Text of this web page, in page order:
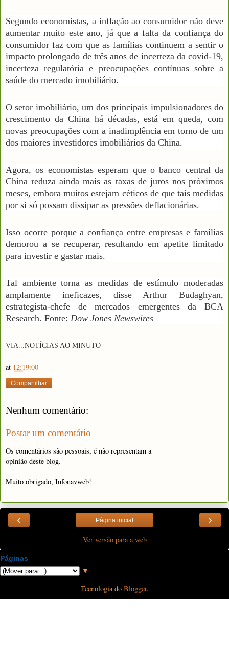
Segundo economistas, a inflação ao consumidor não deve
aumentar muito este ano, já que a falta da confiança do
consumidor faz com que as famílias continuem a sentir o
impacto prolongado de três anos de incerteza da covid-19,
incerteza regulatória e preocupações contínuas sobre a
saúde do mercado imobiliário.
O setor imobiliário, um dos principais impulsionadores do
crescimento da China há décadas, está em queda, com
novas preocupações com a inadimplência em torno de um
dos maiores investidores imobiliários da China.
Agora, os economistas esperam que o banco central da
China reduza ainda mais as taxas de juros nos próximos
meses, embora muitos estejam céticos de que tais medidas
por si só possam dissipar as pressões deflacionárias.
Isso ocorre porque a confiança entre empresas e famílias
demorou a se recuperar, resultando em apetite limitado
para investir e gastar mais.
Tal ambiente torna as medidas de estímulo moderadas
amplamente ineficazes, disse Arthur Budaghyan,
estrategista-chefe de mercados emergentes da BCA
Research. Fonte: Dow Jones Newswires
VIA ...NOTÍCIAS AO MINUTO
at 12:19:00
Compartilhar
Nenhum comentário:
Postar um comentário
Os comentários são pessoais, é não representam a
opinião deste blog.
Muito obrigado, Infonavweb!
‹ ›
Página inicial
Ver versão para a web
Páginas
▼
Tecnologia do Blogger.